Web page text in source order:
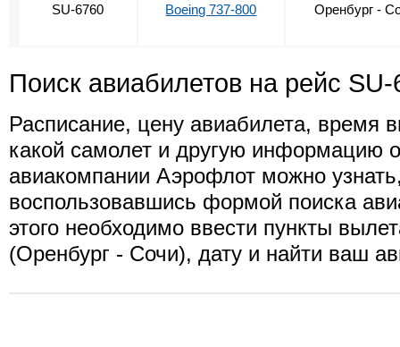
SU-6760 Boeing 737-800 Оренбург -
Поиск авиабилетов на рейс SU-
Расписание, цену авиабилета, время
какой самолет и другую информацию
авиакомпании Аэрофлот можно
воспользовавшись формой поиска
этого необходимо ввести пункты
(Оренбург - Сочи), дату и найти ваш